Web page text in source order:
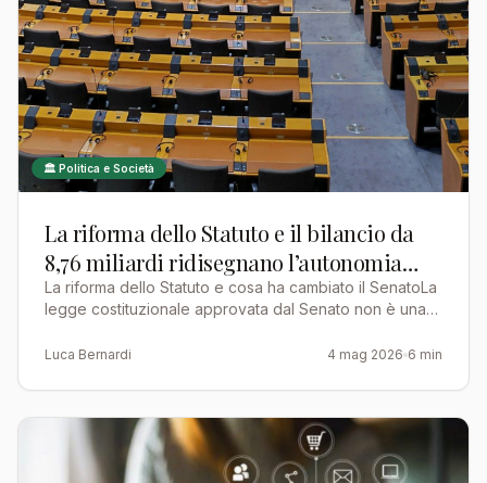
🏛️ Politica e Società
La riforma dello Statuto e il bilancio da
8,76 miliardi ridisegnano l’autonomia
dell’Alto Adige
La riforma dello Statuto e cosa ha cambiato il SenatoLa
legge costituzionale approvata dal Senato non è una
Luca Bernardi 4 mag 2026 6 min